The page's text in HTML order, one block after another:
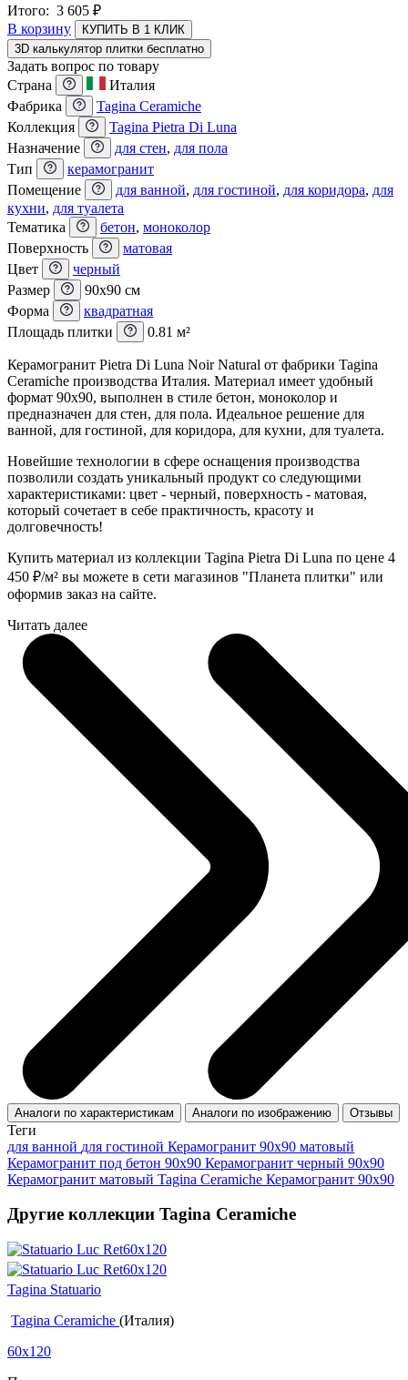
Итого: 3 605 ₽
В корзину
КУПИТЬ В 1 КЛИК
3D калькулятор плитки бесплатно
Задать вопрос по товару
Страна
Италия
Фабрика
Tagina Ceramiche
Коллекция
Tagina Pietra Di Luna
Назначение
для стен, для пола
Тип
керамогранит
Помещение
для ванной, для гостиной, для коридора, для
кухни, для туалета
Тематика
бетон, моноколор
Поверхность
матовая
Цвет
черный
Размер
90x90 см
Форма
квадратная
Площадь плитки
0.81 м²
Керамогранит Pietra Di Luna Noir Natural от фабрики Tagina
Ceramiche производства Италия. Материал имеет удобный
формат 90x90, выполнен в стиле бетон, моноколор и
предназначен для стен, для пола. Идеальное решение для
ванной, для гостиной, для коридора, для кухни, для туалета.
Новейшие технологии в сфере оснащения производства
позволили создать уникальный продукт со следующими
характеристиками: цвет - черный, поверхность - матовая,
который сочетает в себе практичность, красоту и
долговечность!
Купить материал из коллекции Tagina Pietra Di Luna по цене 4
450 ₽/м² вы можете в сети магазинов "Планета плитки" или
оформив заказ на сайте.
Читать далее
Аналоги по характеристикам Аналоги по изображению Отзывы
Теги
для ванной для гостиной Керамогранит 90x90 матовый
Керамогранит под бетон 90x90 Керамогранит черный 90x90
Керамогранит матовый Tagina Ceramiche Керамогранит 90x90
Другие коллекции Tagina Ceramiche
Tagina Statuario
Tagina Ceramiche (Италия)
60x120